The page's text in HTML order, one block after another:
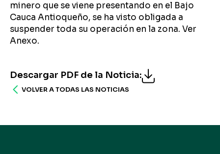
minero que se viene presentando en el Bajo
Cauca Antioqueño, se ha visto obligada a
suspender toda su operación en la zona. Ver
Anexo.
Descargar PDF de la Noticia:
VOLVER A TODAS LAS NOTICIAS